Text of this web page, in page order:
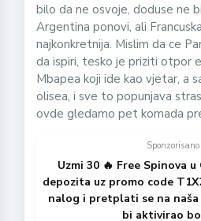
bilo da ne osvoje, doduse ne
Argentina ponovi, ali
najkonkretnija. Mislim da ce
da ispiri, tesko je priziti otpor
Mbapea koji ide kao vjetar, a
olisea, i sve to popunjava
ovde gledamo pet komada
Sponzorisano
Uzmi 30 🔥 Free Spinova
depozita uz promo code
nalog i pretplati se na
bi aktivirao